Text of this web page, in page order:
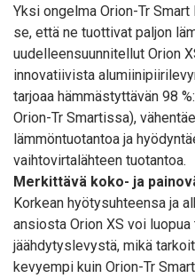
Yksi ongelma Orion-Tr
se, että ne tuottivat paljon
uudelleensuunnitellut Orion
innovatiivista
tarjoaa hämmästyttävän 98
Orion-Tr Smartissa),
lämmöntuotantoa ja
vaihtovirtalähteen tuotantoa.
Merkittävä koko- ja
Korkean hyötysuhteensa ja
ansiosta Orion XS voi
jäähdytyslevystä, mikä
kevyempi kuin Orion-Tr